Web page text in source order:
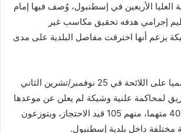
العليا الأربعين في إسطنبول، وُصف فيها إمام
إجرامي هدفه تحقيق مكاسب غير
يزعم أنها اخترقت مفاصل البلدية على مدى
المحكمة وافقت رسميا على اللائحة في 25 نوفمبر/تشرين الثاني
لمحاكمة علنية وشيكة لم يعلن عن موعدها
بعد. وتضم القضية 402 متهما، منهم 105 قيد الاحتجاز، ويتوزعون
مختلفة داخل بلدية إسطنبول.